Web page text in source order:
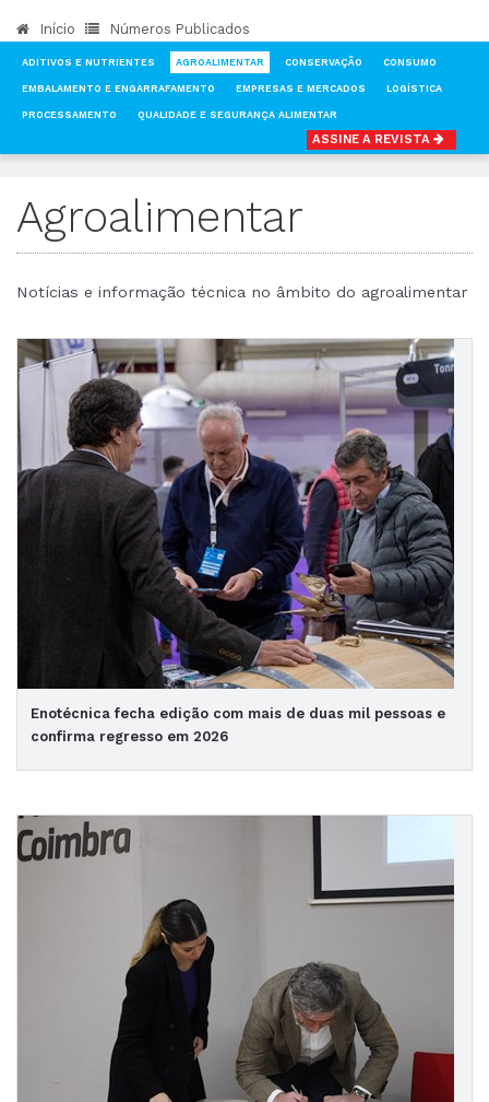
Início Números Publicados
ADITIVOS E NUTRIENTES AGROALIMENTAR CONSERVAÇÃO CONSUMO
EMBALAMENTO E ENGARRAFAMENTO EMPRESAS E MERCADOS LOGÍSTICA
PROCESSAMENTO QUALIDADE E SEGURANÇA ALIMENTAR
ASSINE A REVISTA
Agroalimentar
Notícias e informação técnica no âmbito do agroalimentar
Enotécnica fecha edição com mais de duas mil pessoas e
confirma regresso em 2026